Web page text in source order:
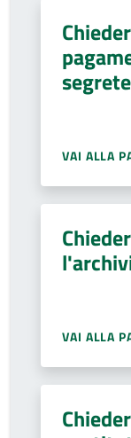
VAI ALLA
VAI ALLA